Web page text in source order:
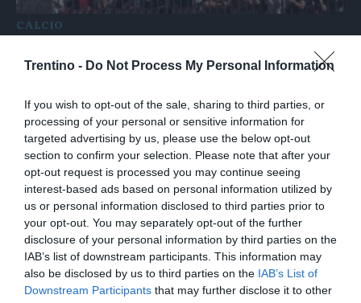
Trentino - Do Not Process My Personal Information
If you wish to opt-out of the sale, sharing to third parties, or
processing of your personal or sensitive information for
targeted advertising by us, please use the below opt-out
section to confirm your selection. Please note that after your
opt-out request is processed you may continue seeing
interest-based ads based on personal information utilized by
us or personal information disclosed to third parties prior to
your opt-out. You may separately opt-out of the further
disclosure of your personal information by third parties on the
IAB’s list of downstream participants. This information may
also be disclosed by us to third parties on the IAB’s List of
Downstream Participants that may further disclose it to other
CALCIO
Funerali Baresi, il ricordo di ex compagni e
istituzioni: "Era un padre, un'icona del
ITALIA